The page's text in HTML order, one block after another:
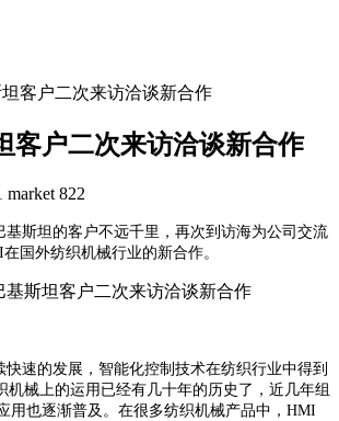
客户二次来访洽谈新合作
客户二次来访洽谈新合作
market 822
斯坦的客户不远千里，再次到访海为公司交流
国外纺织机械行业的新合作。
速的发展，智能化控制技术在纺织行业中得到
机械上的运用已经有几十年的历史了，近几年组
用也逐渐普及。在很多纺织机械产品中，HMI